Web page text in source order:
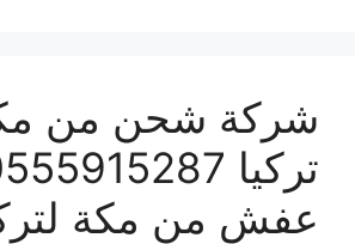
شركة شحن من
عفش من مكة